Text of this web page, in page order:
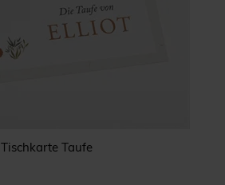
Tischkarte Taufe